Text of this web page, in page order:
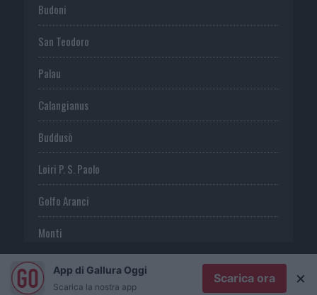
Budoni
San Teodoro
Palau
Calangianus
Buddusò
Loiri P. S. Paolo
Golfo Aranci
Monti
TeltiApp di Gallura Oggi
Scarica la nostra app
Scarica ora ×